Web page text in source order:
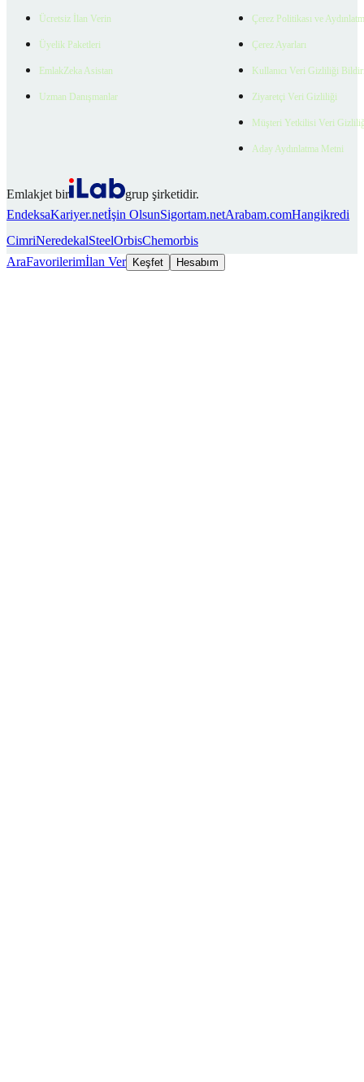
Ücretsiz İlan Verin
Üyelik Paketleri
EmlakZeka Asistan
Uzman Danışmanlar
Çerez Politikası ve
Çerez Ayarları
Kullanıcı Veri Gizliliği
Ziyaretçi Veri Gizliliği
Müşteri Yetkilisi Veri
Aday Aydınlatma Metni
Emlakjet bir
grup şirketidir.
EndeksaKariyer.netİşin OlsunSigortam.netArabam.comHangikredi
CimriNeredekalSteelOrbisChemorbis
AraFavorilerimİlan Ver Keşfet Hesabım